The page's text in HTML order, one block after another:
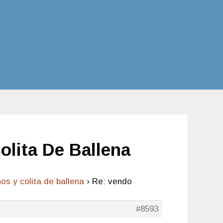
De Ballena
y colita de ballena › Re: vendo
#8593